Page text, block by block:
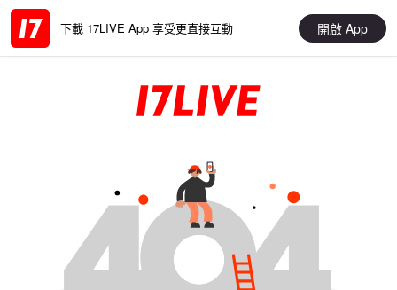
下載 17LIVE App 享受更直接互動 開啟 App